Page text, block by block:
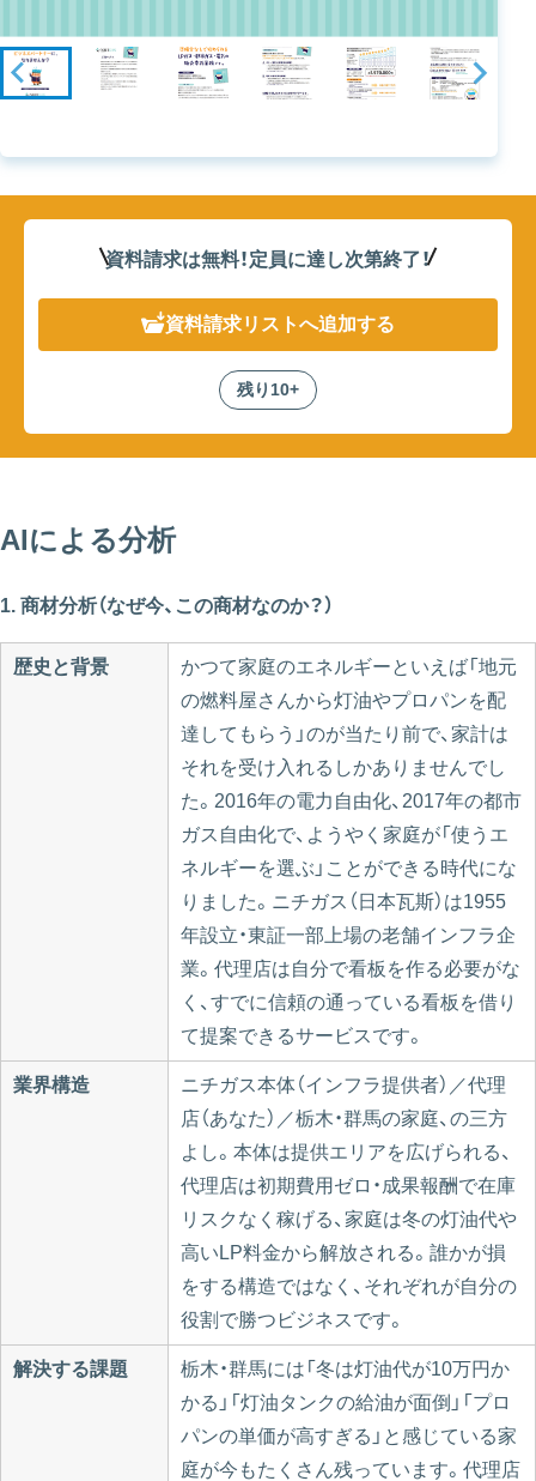
資料請求は無料！定員に達し次第終了！
資料請求リストへ追加する
残り10+
AIによる分析
1. 商材分析（なぜ今、この商材なのか？）
歴史と背景
かつて家庭のエネルギーといえば「地元
の燃料屋さんから灯油やプロパンを配
達してもらう」のが当たり前で、家計は
それを受け入れるしかありませんでし
た。2016年の電力自由化、2017年の都市
ガス自由化で、ようやく家庭が「使うエ
ネルギーを選ぶ」ことができる時代にな
りました。ニチガス（日本瓦斯）は1955
年設立・東証一部上場の老舗インフラ企
業。代理店は自分で看板を作る必要がな
く、すでに信頼の通っている看板を借り
て提案できるサービスです。
業界構造
ニチガス本体（インフラ提供者）／代理
店（あなた）／栃木・群馬の家庭、の三方
よし。本体は提供エリアを広げられる、
代理店は初期費用ゼロ・成果報酬で在庫
リスクなく稼げる、家庭は冬の灯油代や
高いLP料金から解放される。誰かが損
をする構造ではなく、それぞれが自分の
役割で勝つビジネスです。
解決する課題
栃木・群馬には「冬は灯油代が10万円か
かる」「灯油タンクの給油が面倒」「プロ
パンの単価が高すぎる」と感じている家
庭が今もたくさん残っています。代理店